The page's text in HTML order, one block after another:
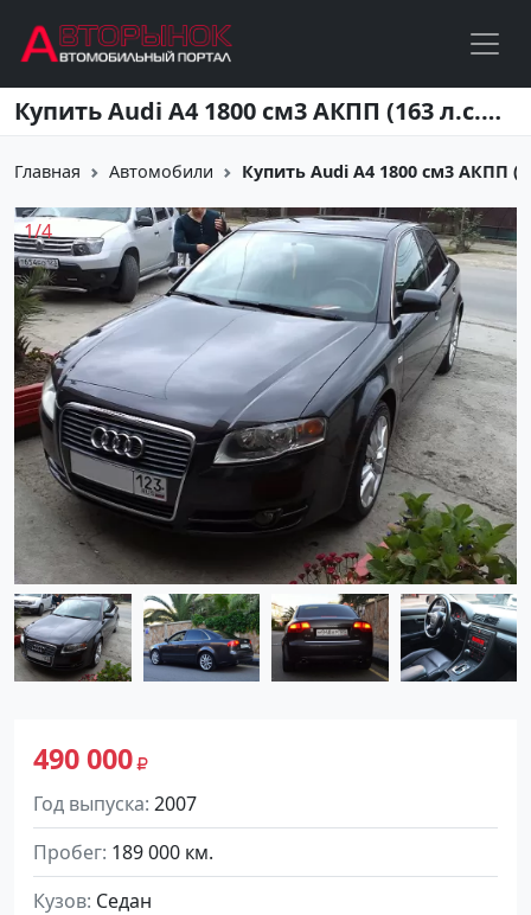
Перейти к основному содержанию Купить Audi A4 1800 см3 АКПП (163 л.с.) Бензин инжектор в Сочи: цвет темно-серый Седан 2007 года по цене 490000 рублей, объявление №7985 на сайте Авторынок23
Главная Автомобили Купить Audi A4 1800 см3 АКПП
490 000
Год выпуска 2007
Пробег 189 000 км.
Кузов Седан
1/4